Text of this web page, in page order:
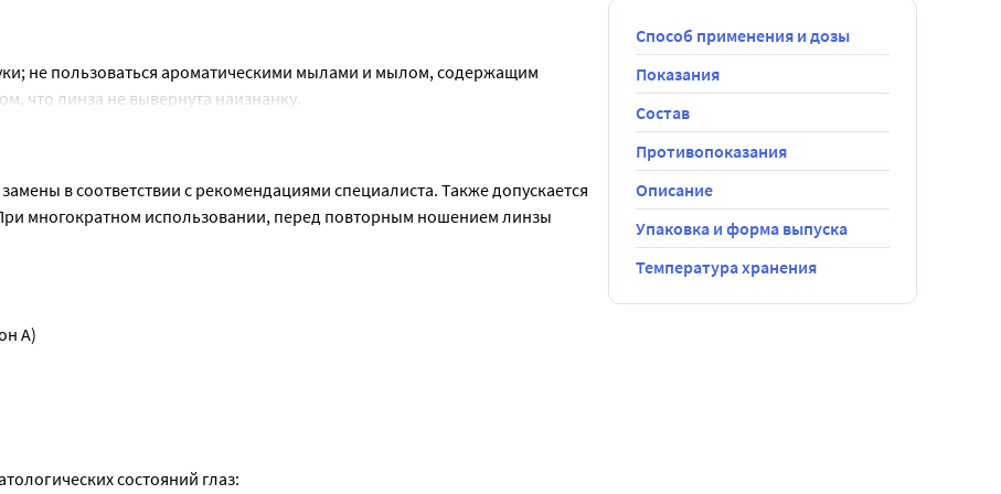
не пользоваться ароматическими мылами и мылом, содержащим
что линза не вывернута наизнанку.
и снять. Если линза снимается с трудом, использовать увлажняющие
в соответствии с рекомендациями специалиста. Также допускается
многократном использовании, перед повторным ношением линзы
A)
состояний глаз:
Способ применения и дозы
Показания
Состав
Противопоказания
Описание
Упаковка и форма выпуска
Температура хранения